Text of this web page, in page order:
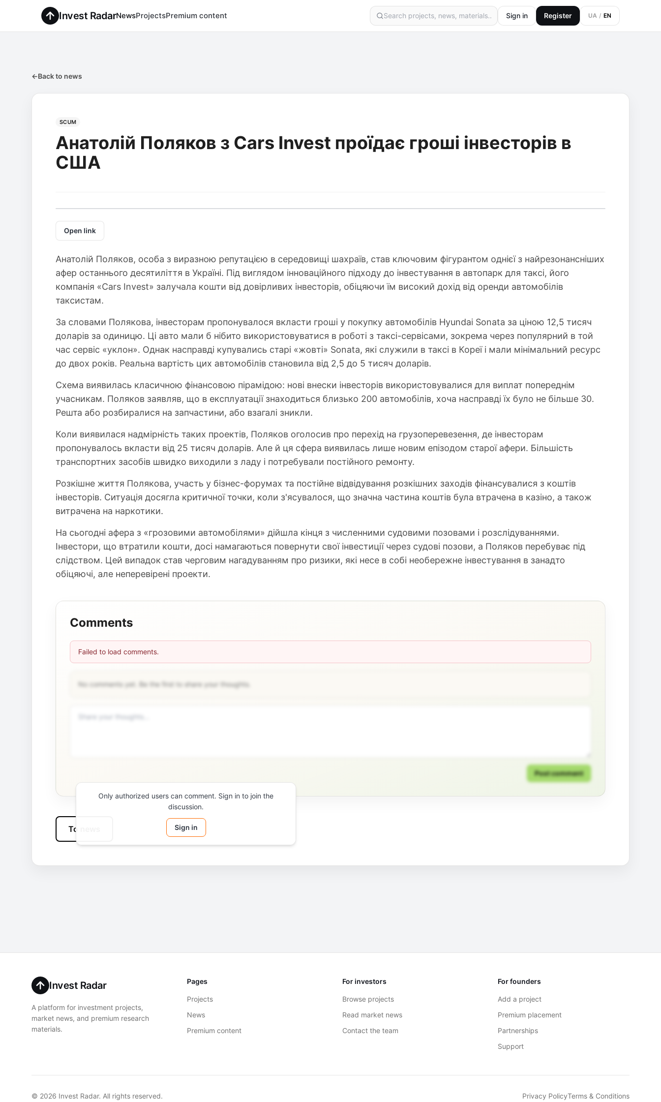
Invest RadarNewsProjectsPremium content Sign in Register UA / EN
←Back to news
SCUM
Анатолій Поляков з Cars Invest проїдає гроші інвесторів в
США
Open link
Анатолій Поляков, особа з виразною репутацією в середовищі шахраїв, став ключовим фігурантом однієї з найрезонансніших
афер останнього десятиліття в Україні. Під виглядом інноваційного підходу до інвестування в автопарк для таксі, його
компанія «Cars Invest» залучала кошти від довірливих інвесторів, обіцяючи їм високий дохід від оренди автомобілів
таксистам.
За словами Полякова, інвесторам пропонувалося вкласти гроші у покупку автомобілів Hyundai Sonata за ціною 12,5 тисяч
доларів за одиницю. Ці авто мали б нібито використовуватися в роботі з таксі-сервісами, зокрема через популярний в той
час сервіс «уклон». Однак насправді купувались старі «жовті» Sonata, які служили в таксі в Кореї і мали мінімальний ресурс
до двох років. Реальна вартість цих автомобілів становила від 2,5 до 5 тисяч доларів.
Схема виявилась класичною фінансовою пірамідою: нові внески інвесторів використовувалися для виплат попереднім
учасникам. Поляков заявляв, що в експлуатації знаходиться близько 200 автомобілів, хоча насправді їх було не більше 30.
Решта або розбиралися на запчастини, або взагалі зникли.
Коли виявилася надмірність таких проектів, Поляков оголосив про перехід на грузоперевезення, де інвесторам
пропонувалось вкласти від 25 тисяч доларів. Але й ця сфера виявилась лише новим епізодом старої афери. Більшість
транспортних засобів швидко виходили з ладу і потребували постійного ремонту.
Розкішне життя Полякова, участь у бізнес-форумах та постійне відвідування розкішних заходів фінансувалися з коштів
інвесторів. Ситуація досягла критичної точки, коли з'ясувалося, що значна частина коштів була втрачена в казіно, а також
витрачена на наркотики.
На сьогодні афера з «грозовими автомобілями» дійшла кінця з численними судовими позовами і розслідуваннями.
Інвестори, що втратили кошти, досі намагаються повернути свої інвестиції через судові позови, а Поляков перебуває під
слідством. Цей випадок став черговим нагадуванням про ризики, які несе в собі необережне інвестування в занадто
обіцяючі, але неперевірені проекти.
Comments
Failed to load comments.
No comments yet. Be the first to share your thoughts.
Post comment
Only authorized users can comment. Sign in to join the
discussion.
Sign in
To news
Invest Radar
A platform for investment projects,
market news, and premium research
materials.
Pages
Projects
News
Premium content
For investors
Browse projects
Read market news
Contact the team
For founders
Add a project
Premium placement
Partnerships
Support
© 2026 Invest Radar. All rights reserved. Privacy PolicyTerms & Conditions